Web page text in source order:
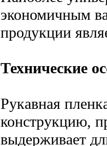
экономичным
продукции
Технические
Рукавная
конструкцию,
выдерживает